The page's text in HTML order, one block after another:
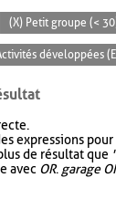
(X) Petit groupe (<
développées
expressions
de résultat que
avec OR. garage